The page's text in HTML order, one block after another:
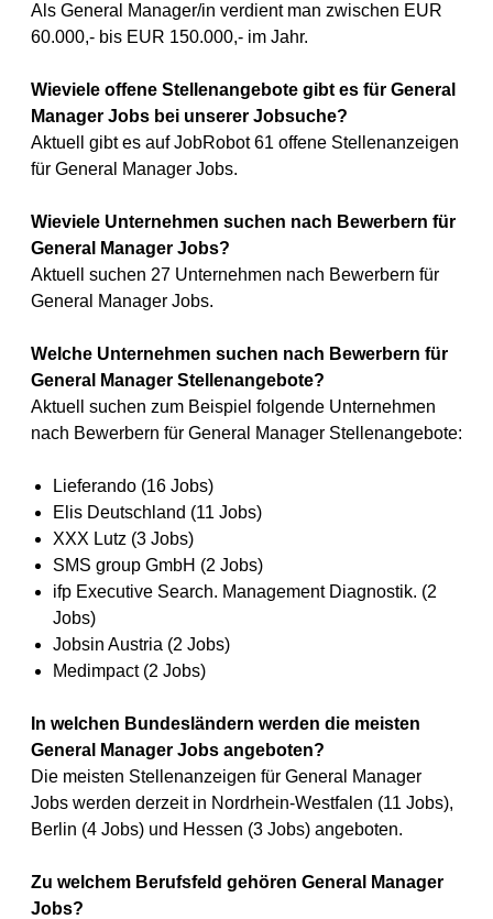
Als General Manager/in verdient man zwischen EUR
60.000,- bis EUR 150.000,- im Jahr.
Wieviele offene Stellenangebote gibt es für General
Manager Jobs bei unserer Jobsuche?
Aktuell gibt es auf JobRobot 61 offene Stellenanzeigen
für General Manager Jobs.
Wieviele Unternehmen suchen nach Bewerbern für
General Manager Jobs?
Aktuell suchen 27 Unternehmen nach Bewerbern für
General Manager Jobs.
Welche Unternehmen suchen nach Bewerbern für
General Manager Stellenangebote?
Aktuell suchen zum Beispiel folgende Unternehmen
nach Bewerbern für General Manager Stellenangebote:
Lieferando (16 Jobs)
Elis Deutschland (11 Jobs)
XXX Lutz (3 Jobs)
SMS group GmbH (2 Jobs)
ifp Executive Search. Management Diagnostik. (2
Jobs)
Jobsin Austria (2 Jobs)
Medimpact (2 Jobs)
In welchen Bundesländern werden die meisten
General Manager Jobs angeboten?
Die meisten Stellenanzeigen für General Manager
Jobs werden derzeit in Nordrhein-Westfalen (11 Jobs),
Berlin (4 Jobs) und Hessen (3 Jobs) angeboten.
Zu welchem Berufsfeld gehören General Manager
Jobs?